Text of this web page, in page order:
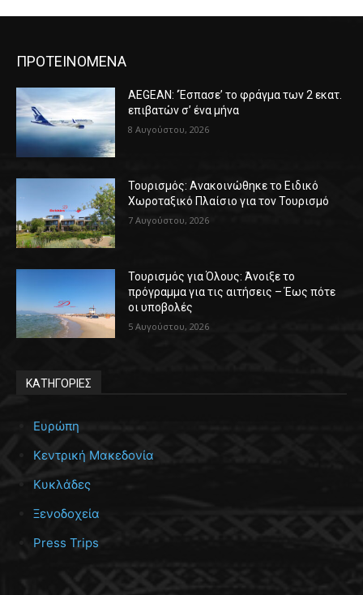
ΠΡΟΤΕΙΝΟΜΕΝΑ
AEGEAN: ‘Έσπασε’ το φράγμα των 2 εκατ.
επιβατών σ’ ένα μήνα
8 Αυγούστου, 2026
Τουρισμός: Ανακοινώθηκε το Ειδικό
Χωροταξικό Πλαίσιο για τον Τουρισμό
7 Αυγούστου, 2026
Τουρισμός για Όλους: Άνοιξε το
πρόγραμμα για τις αιτήσεις – Έως πότε
οι υποβολές
5 Αυγούστου, 2026
ΚΑΤΗΓΟΡΙΕΣ
Ευρώπη
Κεντρική Μακεδονία
Κυκλάδες
Ξενοδοχεία
Press Trips